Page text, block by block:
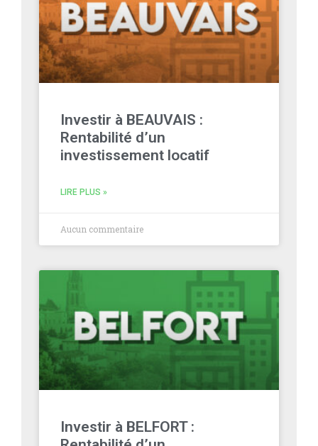
Investir à BEAUVAIS :
Rentabilité d’un
investissement locatif
LIRE PLUS »
Aucun commentaire
Investir à BELFORT :